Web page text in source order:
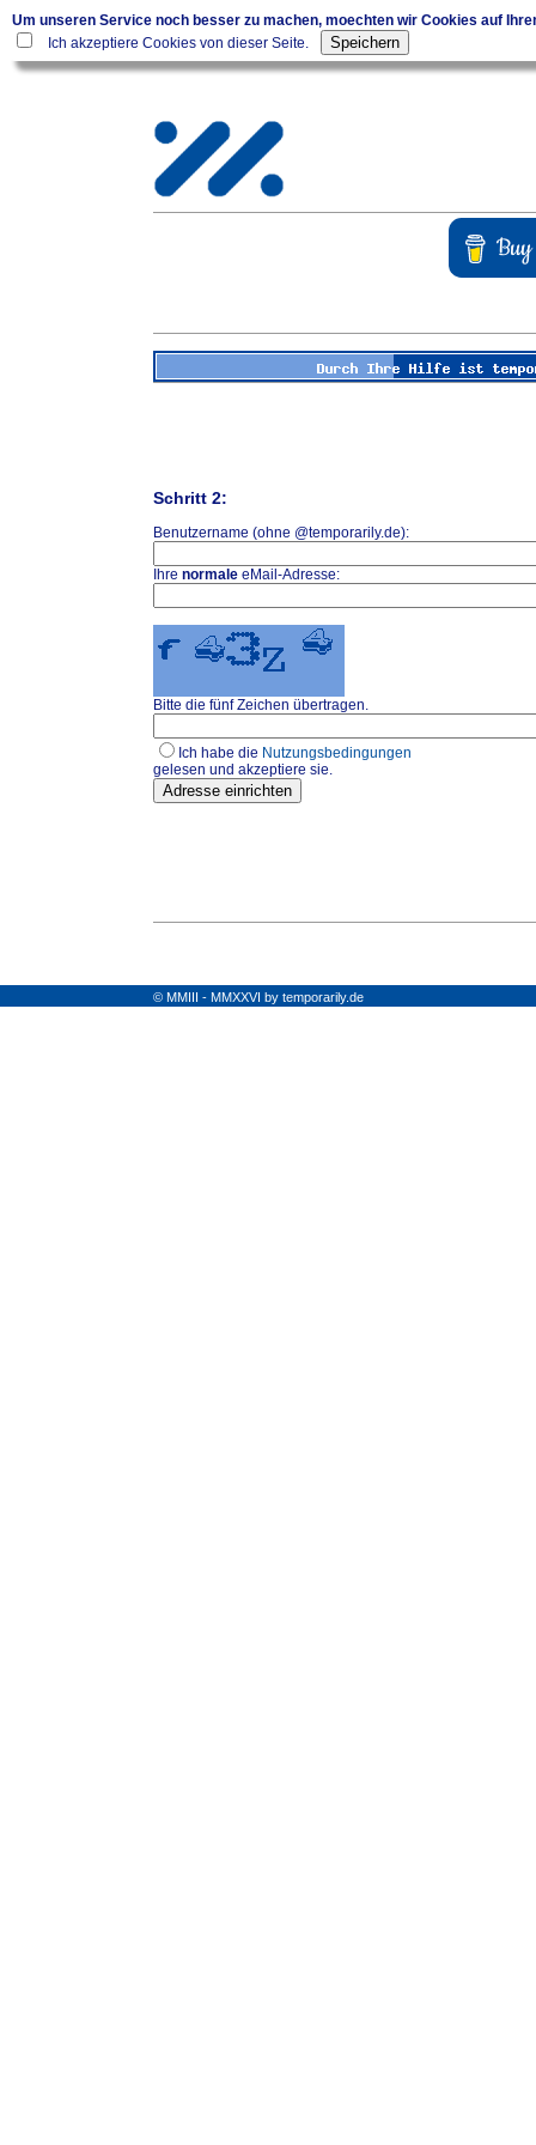
Um unseren Service noch besser zu machen, moechten wir Cookies auf
Ich akzeptiere Cookies von dieser Seite.
Schritt 2:
Benutzername (ohne @temporarily.de):
Ihre normale eMail-Adresse:
Bitte die fünf Zeichen übertragen.
Ich habe die Nutzungsbedingungen
gelesen und akzeptiere sie.
© MMIII - MMXXVI by temporarily.de